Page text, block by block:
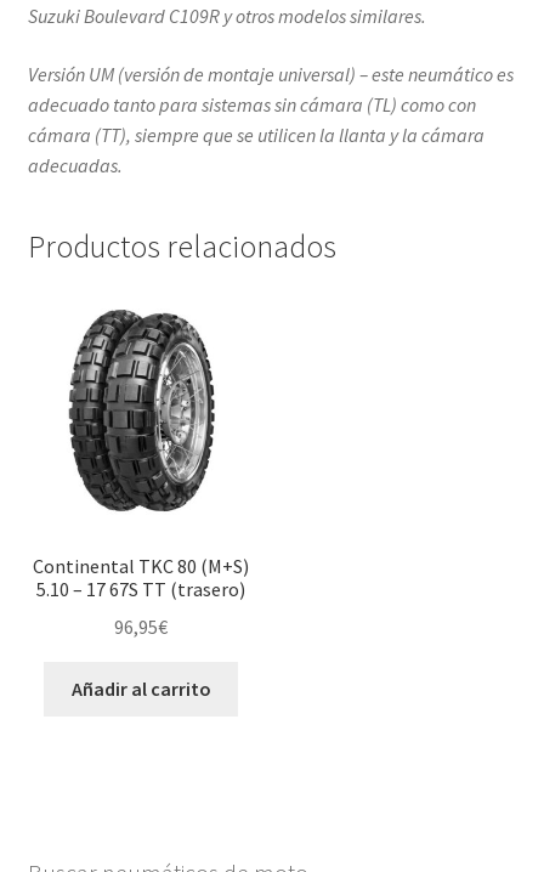
Suzuki Boulevard C109R y otros modelos similares.
Versión UM (versión de montaje universal) – este neumático es
adecuado tanto para sistemas sin cámara (TL) como con
cámara (TT), siempre que se utilicen la llanta y la cámara
adecuadas.
Productos relacionados
Continental TKC 80 (M+S)
5.10 – 17 67S TT (trasero)
96,95€
Añadir al carrito